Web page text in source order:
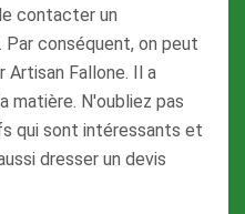
contacter un
conséquent, on peut
Fallone. Il a
matière. N'oubliez pas
qui sont intéressants et
dresser un devis